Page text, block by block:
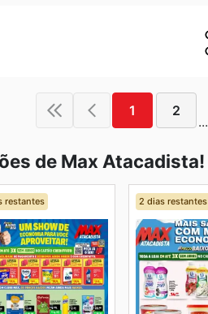
1 2
...
de Max Atacadista!
restantes 2 dias restantes